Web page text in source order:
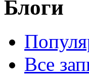
Блоги
Все